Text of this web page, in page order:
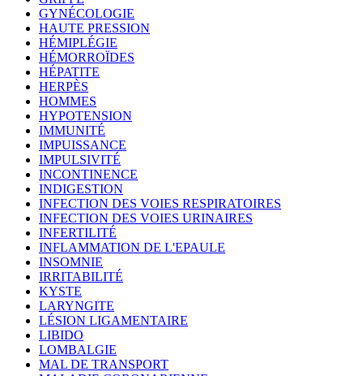
GYNÉCOLOGIE
HAUTE PRESSION
HÉMIPLÉGIE
HÉMORROÏDES
HÉPATITE
HERPÈS
HOMMES
HYPOTENSION
IMMUNITÉ
IMPUISSANCE
IMPULSIVITÉ
INCONTINENCE
INDIGESTION
INFECTION DES VOIES RESPIRATOIRES
INFECTION DES VOIES URINAIRES
INFERTILITÉ
INFLAMMATION DE L'EPAULE
INSOMNIE
IRRITABILITÉ
KYSTE
LARYNGITE
LÉSION LIGAMENTAIRE
LIBIDO
LOMBALGIE
MAL DE TRANSPORT